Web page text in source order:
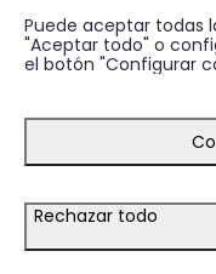
Guía de compra
Tiendas
Legal
Puede aceptar todas
"Aceptar todo" o
el botón "Configurar
Rechazar todo